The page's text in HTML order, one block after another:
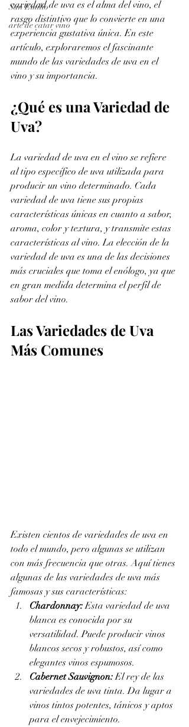
San Emilio
arte de catar vino
variedad de uva es el alma del vino, el
rasgo distintivo que lo convierte en una
experiencia gustativa única. En este
artículo, exploraremos el fascinante
mundo de las variedades de uva en el
vino y su importancia.
¿Qué es una Variedad de
Uva?
La variedad de uva en el vino se refiere
al tipo específico de uva utilizada para
producir un vino determinado. Cada
variedad de uva tiene sus propias
características únicas en cuanto a sabor,
aroma, color y textura, y transmite estas
características al vino. La elección de la
variedad de uva es una de las decisiones
más cruciales que toma el enólogo, ya que
en gran medida determina el perfil de
sabor del vino.
Las Variedades de Uva
Más Comunes
Existen cientos de variedades de uva en
todo el mundo, pero algunas se utilizan
con más frecuencia que otras. Aquí tienes
algunas de las variedades de uva más
famosas y sus características:
Chardonnay: Esta variedad de uva
blanca es conocida por su
versatilidad. Puede producir vinos
blancos secos y robustos, así como
elegantes vinos espumosos.
Cabernet Sauvignon: El rey de las
variedades de uva tinta. Da lugar a
vinos tintos potentes, tánicos y aptos
para el envejecimiento.